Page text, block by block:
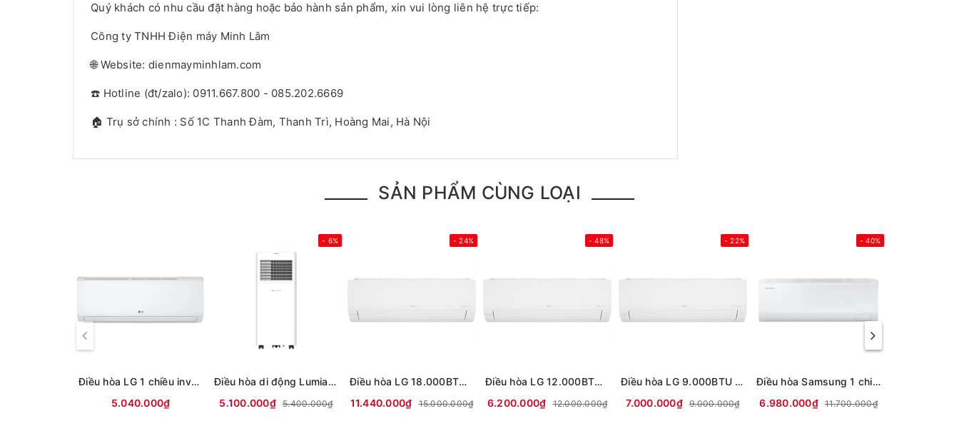
Quý khách có nhu cầu đặt hàng hoặc bảo hành sản phẩm, xin vui lòng liên hệ trực tiếp:
Công ty TNHH Điện máy Minh Lâm
🌐 Website: dienmayminhlam.com
☎️ Hotline (đt/zalo): 0911.667.800 - 085.202.6669
🏠 Trụ sở chính : Số 1C Thanh Đàm, Thanh Trì, Hoàng Mai, Hà Nội
SẢN PHẨM CÙNG LOẠI
Điều hòa LG 1 chiều inverter 9000Btu IFC09M1 (mới 2026)
5.040.000₫
- 6%
Điều hòa di động Lumias PAC-26
5.100.000₫
5.400.000₫
- 24%
Điều hòa LG 18.000BTU 1 chiều Inverter IEC18M2 mới 2026
11.440.000₫
15.000.000₫
- 48%
Điều hòa LG 12.000BTU 1 chiều Inverter IEC12M2 mới 2026
6.200.000₫
12.000.000₫
- 22%
Điều hòa LG 9.000BTU 1 chiều Inverter IEC09M2 mới 2026
7.000.000₫
9.000.000₫
- 40%
Điều hòa Samsung 1 chiều Inverter 1.5HP-12.000BTU AR13DYHZAWKNSV
6.980.000₫
11.700.000₫